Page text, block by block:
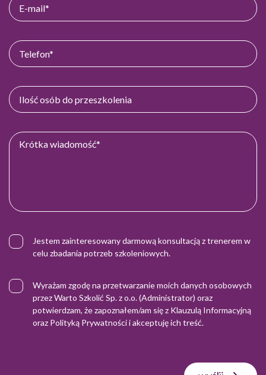
Jestem zainteresowany darmową konsultacją z trenerem w
celu zbadania potrzeb szkoleniowych.
Wyrażam zgodę na przetwarzanie moich danych osobowych
przez Warto Szkolić Sp. z o.o. (Administrator) oraz
potwierdzam, że zapoznałem/am się z Klauzulą Informacyjną
oraz Polityką Prywatnościi akceptuję ich treść.